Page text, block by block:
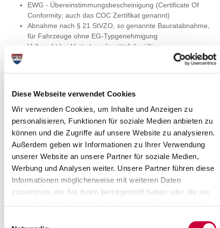
Diese Webseite verwendet Cookies
Wir verwenden Cookies, um Inhalte und Anzeigen zu
personalisieren, Funktionen für soziale Medien anbieten zu
können und die Zugriffe auf unsere Website zu analysieren.
Außerdem geben wir Informationen zu Ihrer Verwendung
unserer Website an unsere Partner für soziale Medien,
Werbung und Analysen weiter. Unsere Partner führen diese
Informationen möglicherweise mit weiteren Daten
zusammen, die Sie ihnen bereitgestellt haben oder die sie
EWG - Übereinstimmungsbescheinigung (Certificate Of
Conformity; auch das COC Zertifikat genannt)
Abnahme nach § 21 StVZO, so genannte Bauratabnahme,
für Fahrzeuge ohne EG-Typgenehmigung
Vollmacht bei Vertretung (zusätzlich gültiger
Personalausweis oder Pass des Vertreters) - den Vordruck
unter dem Namen "Vollmacht für die
der Versicherungsgesellschaft)
SEPA-Lastschriftmandat (Kfz-Steuer) den Vordruck
erhalten Sie
hier
Sollte das Fahrzeug für landwirtschaftliche Nutzung
zugelassen werden, ist vom Fahrzeughalter anstelle des
SEPA-Lastschriftmandates (Kfz-Steuer) ein Antrag auf
Steuerbefreiung nach § 3 Nr. 7 Kraftfahrzeugsteuergesetz
(den Vordruck finden Siehier ) auszufüllen.
zusätzlich
bei Firmen: Handelsregisterauszug und